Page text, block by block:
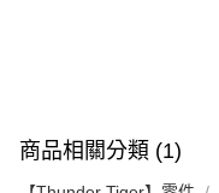
商品相關分類 (1)